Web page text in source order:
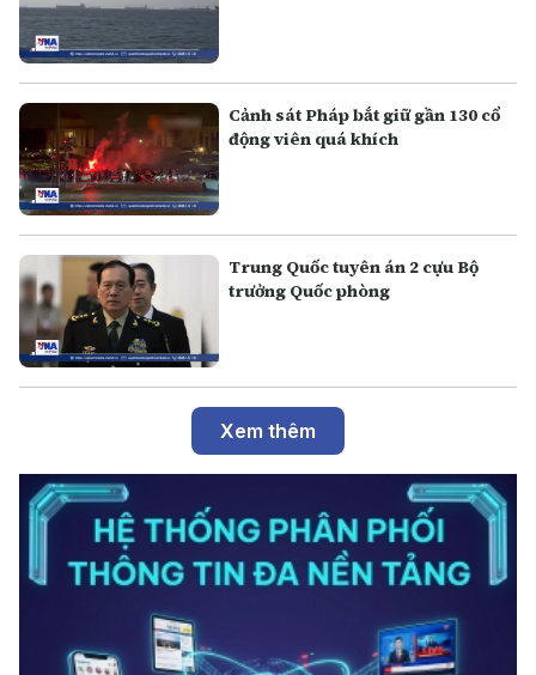
Cảnh sát Pháp bắt giữ gần 130 cổ
động viên quá khích
Trung Quốc tuyên án 2 cựu Bộ
trưởng Quốc phòng
Xem thêm